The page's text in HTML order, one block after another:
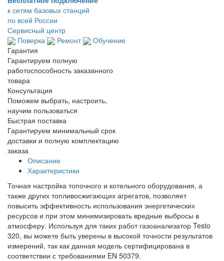
к сетям базовых станций
по всей России
Сервисный центр
Поверка
Ремонт
Обучение
Гарантия
Гарантируем полную
работоспособность заказанного
товара
Консультация
Поможем выбрать, настроить,
научим пользоваться
Быстрая поставка
Гарантируем минимальный срок
доставки и полную комплектацию
заказа
Описание
Характеристики
Точная настройка топочного и котельного оборудования, а
также других топливосжигающих агрегатов, позволяет
повысить эффективность использования энергетических
ресурсов и при этом минимизировать вредные выбросы в
атмосферу. Используя для таких работ газоанализатор Testo
320, вы можете быть уверены в высокой точности результатов
измерений, так как данная модель сертифицирована в
соответствии с требованиями EN 50379.